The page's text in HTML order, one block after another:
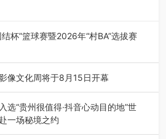
杯”篮球赛暨2026年“村BA”选拔赛
族自治县第二十三届“民族团结
B…像文化周将于8月15日开幕
屯国际影像文化周媒体通气会在世
景区…
选“贵州很值得·抖音心动目的地”世
一场秘境之约
“贵州很值得”暨抖音“心动目的